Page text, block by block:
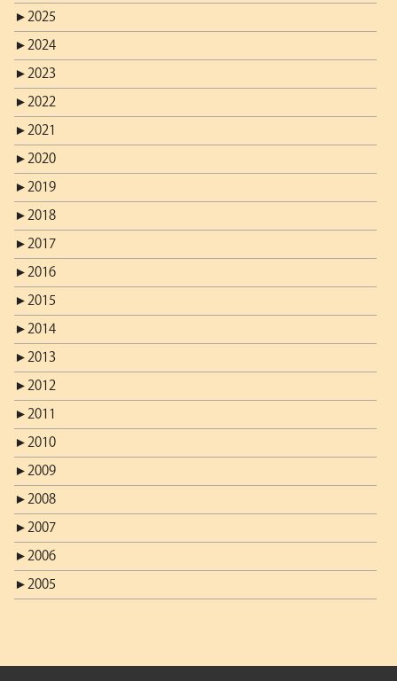
► 2025
► 2024
► 2023
► 2022
► 2021
► 2020
► 2019
► 2018
► 2017
► 2016
► 2015
► 2014
► 2013
► 2012
► 2011
► 2010
► 2009
► 2008
► 2007
► 2006
► 2005